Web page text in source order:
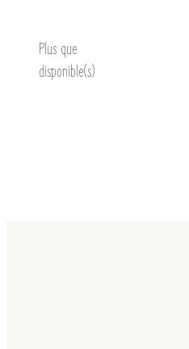
Plus que
disponible(s)